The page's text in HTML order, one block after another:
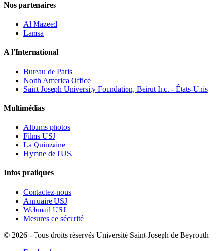
Nos partenaires
Al Mazeed
Lamsa
A l'International
Bureau de Paris
North America Office
Saint Joseph University Foundation, Beirut Inc. - États-Unis
Multimédias
Albums photos
Films USJ
La Quinzaine
Hymne de l'USJ
Infos pratiques
Contactez-nous
Annuaire USJ
Webmail USJ
Mesures de sécurité
© 2026 - Tous droits réservés Université Saint-Joseph de Beyrouth